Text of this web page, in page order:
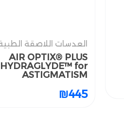
العدسات اللاصقة
AIR OPTIX® PLUS
HYDRAGLYDE™ for
ASTIGMATISM
₪445
العدسات اللاصقة
AIR OPTIX® PLUS
HYDRAGLYDE™ for
ASTIGMATISM
₪445